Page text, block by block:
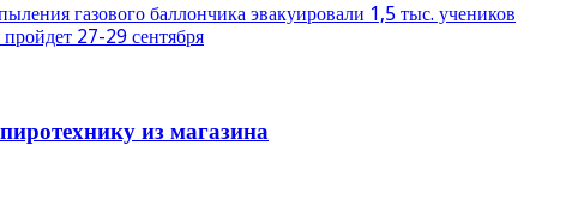
газового баллончика эвакуировали 1,5 тыс. учеников
27-29 сентября
из магазина